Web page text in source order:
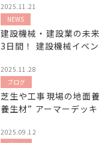
2025.11.21
NEWS
建設機械・建設業の未
3日間！ 建設機械イベ
(金)から大阪・森ノ宮で
2025.11.28
ブログ
芝生や工事現場の地面
養生材” アーマーデッキ
2025.09.12